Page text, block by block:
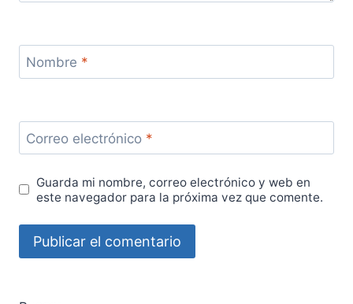
Nombre *
Correo electrónico *
Guarda mi nombre, correo electrónico y web en
este navegador para la próxima vez que comente.